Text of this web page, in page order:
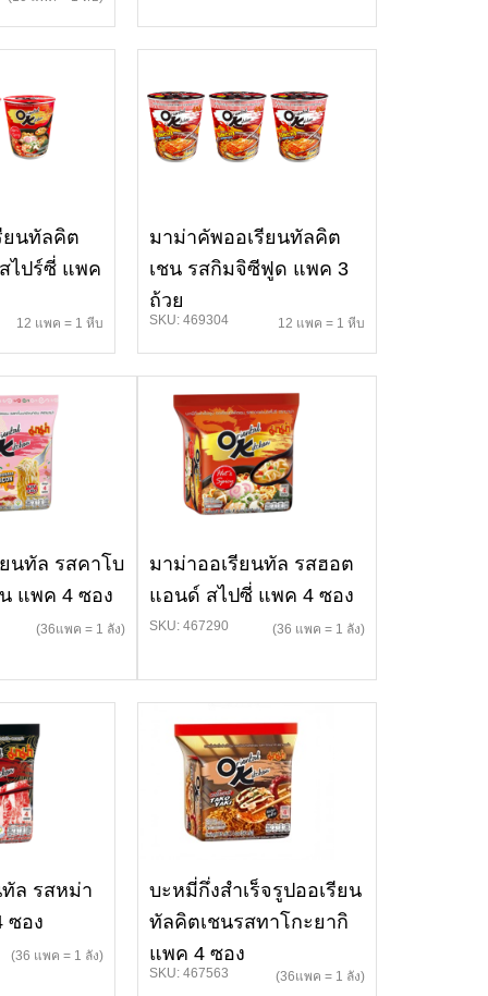
ยนทัลคิต
ไปร์ซี่ แพค
12 แพค = 1 หีบ
มาม่าคัพออเรียนทัลคิต
เชน รสกิมจิซีฟูด แพค 3
ถ้วย
SKU: 469304 12 แพค = 1 หีบ
นทัล รสคาโบ
แพค 4 ซอง
(36แพค = 1 ลัง)
มาม่าออเรียนทัล รสฮอต
แอนด์ สไปซี่ แพค 4 ซอง
SKU: 467290 (36 แพค = 1 ลัง)
ล รสหม่า
ซอง
(36 แพค = 1 ลัง)
บะหมี่กึ่งสำเร็จรูปออเรียน
ทัลคิตเชนรสทาโกะยากิ
แพค 4 ซอง
SKU: 467563 (36แพค = 1 ลัง)